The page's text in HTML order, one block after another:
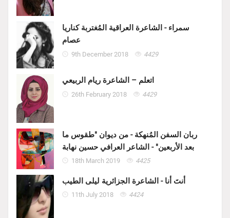
سمراء - الشاعرة العراقية المُغتربة كناريا
عصام
9th December 2018 4429
اتعلم – الشاعرة ريام الربيعي
26th February 2018 4429
ربان السفن المُنهكة - من ديوان "طقوس ما
بعد الأربعين" - الشاعر العرافي حسين نهابة
18th March 2019 4425
أنتَ أنا - الشاعرة الجزائرية ليلى الطيب
11th July 2018 4424